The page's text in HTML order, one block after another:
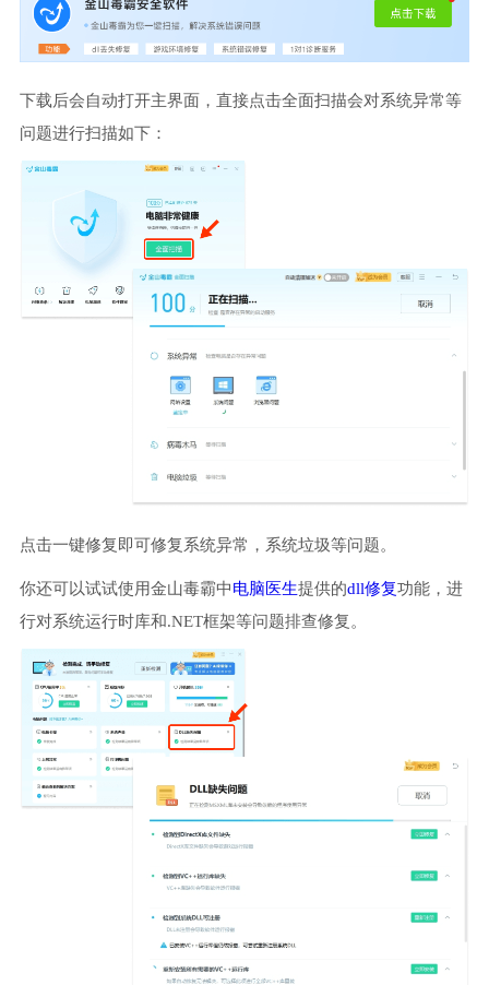
下载后会自动打开主界面，直接点击全面扫描会对系统异常等
问题进行扫描如下：
点击一键修复即可修复系统异常，系统垃圾等问题。
你还可以试试使用金山毒霸中电脑医生提供的dll修复功能，进
行对系统运行时库和.NET框架等问题排查修复。